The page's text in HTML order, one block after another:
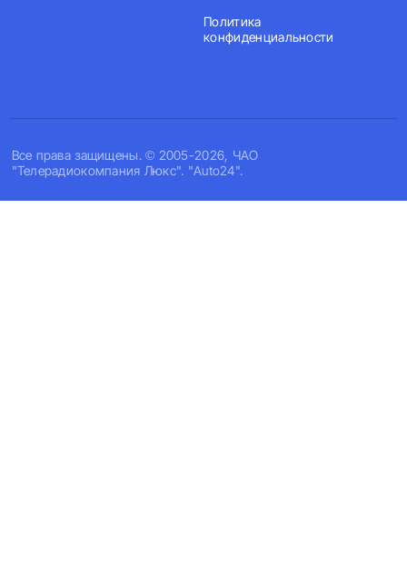
Все права защищены. © 2005-2026, ЧАО
"Телерадиокомпания Люкс". "Auto24".
Политика
конфиденциальности